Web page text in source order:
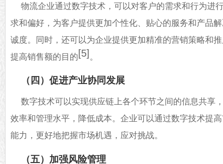
物流企业通过数字技术，可以对客户的需求和行为进
求和偏好，为客户提供更加个性化、贴心的服务和产品
诚度。同时，还可以为企业提供更加精准的营销策略和
提高销售额的目的 [5] 。
（四）促进产业协同发展
数字技术可以实现供应链上各个环节之间的信息共享
效率和管理水平，降低成本。企业可以通过数字技术提
能力，更好地把握市场机遇，应对挑战。
（五）加强风险管理